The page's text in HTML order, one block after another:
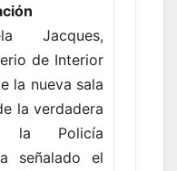
Jacques,
de Interior
la nueva sala
la verdadera
la Policía
señalado el